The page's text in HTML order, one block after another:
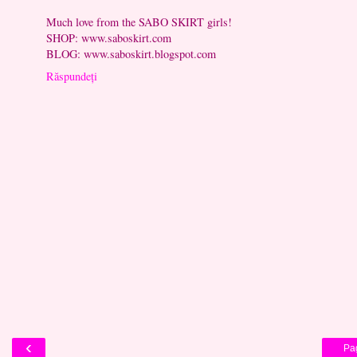
Much love from the SABO SKIRT girls!
SHOP: www.saboskirt.com
BLOG: www.saboskirt.blogspot.com
Răspundeți
‹